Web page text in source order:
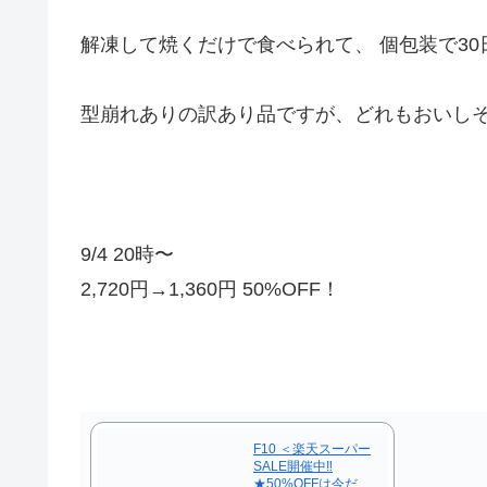
解凍して焼くだけで食べられて、 個包装で30
型崩れありの訳あり品ですが、どれもおいしそ
9/4 20時〜
2,720円→1,360円 50%OFF！
F10 ＜楽天スーパー
SALE開催中‼
★50%OFFは今だ